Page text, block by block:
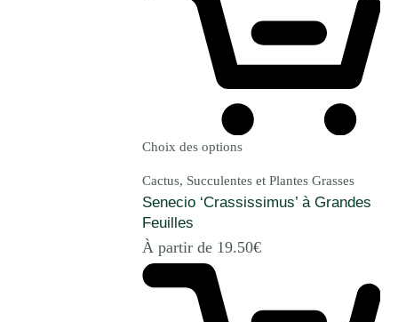
Choix des options
Cactus, Succulentes et Plantes Grasses
Senecio ‘Crassissimus’ à Grandes
Feuilles
À partir de 19.50€